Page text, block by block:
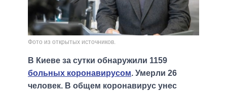
Фото из открытых источников.
В Киеве за сутки обнаружили 1159
больных коронавирусом. Умерли 26
человек. В общем коронавирус унес